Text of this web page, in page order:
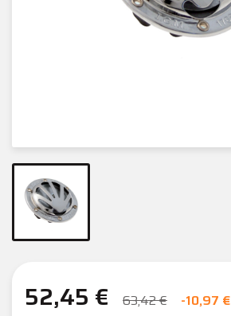
52,45 € 63,42 € -10,97 €